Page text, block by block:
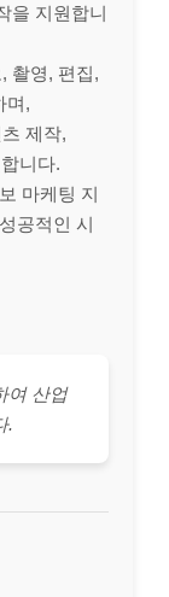
을 지원합니
촬영, 편집,
며,
제작,
니다.
마케팅 지
공적인 시
여 산업
.